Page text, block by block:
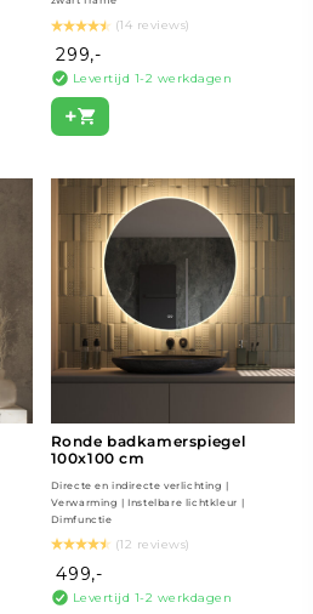
(14 reviews)
299,-
Levertijd 1-2 werkdagen
+
Ronde badkamerspiegel
100x100 cm
Directe en indirecte verlichting |
Verwarming | Instelbare lichtkleur |
Dimfunctie
(12 reviews)
499,-
Levertijd 1-2 werkdagen